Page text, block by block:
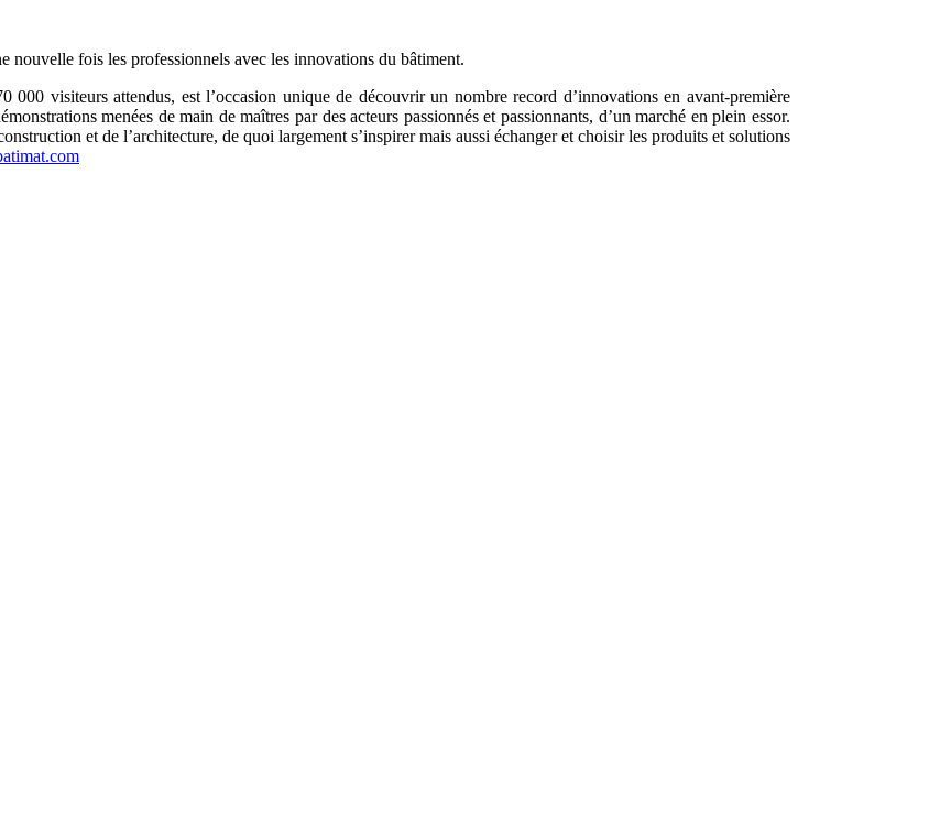
fois les professionnels avec les innovations du bâtiment.
visiteurs attendus, est l’occasion unique de découvrir un nombre record d’innovations en avant-première
menées de main de maîtres par des acteurs passionnés et passionnants, d’un marché en plein essor.
et de l’architecture, de quoi largement s’inspirer mais aussi échanger et choisir les produits et solutions